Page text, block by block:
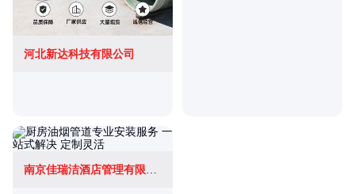
河北新达科技有限公司
南京佳瑞洁酒店管理有限公司